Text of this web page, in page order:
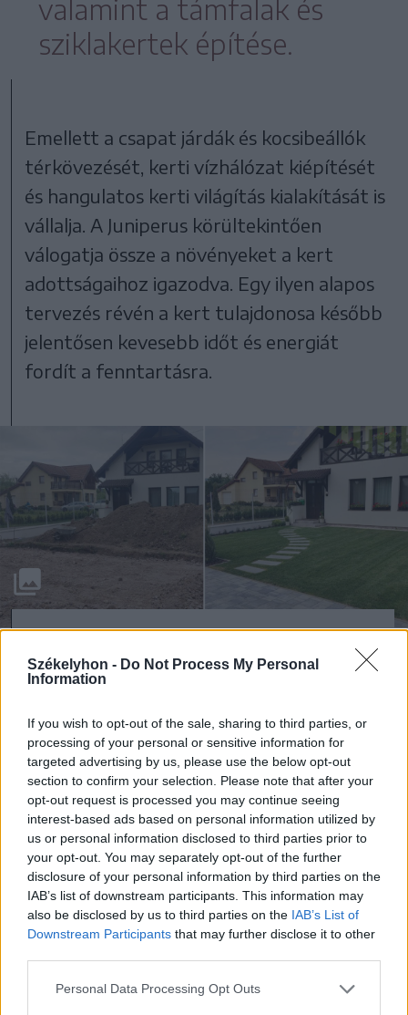
Székelyhon - Do Not Process My Personal
Information
If you wish to opt-out of the sale, sharing to third parties, or
processing of your personal or sensitive information for
targeted advertising by us, please use the below opt-out
section to confirm your selection. Please note that after your
opt-out request is processed you may continue seeing
interest-based ads based on personal information utilized by
us or personal information disclosed to third parties prior to
your opt-out. You may separately opt-out of the further
disclosure of your personal information by third parties on the
IAB’s list of downstream participants. This information may
also be disclosed by us to third parties on the IAB’s List of
Downstream Participants that may further disclose it to other
Personal Data Processing Opt Outs
valamint a támfalak és
sziklakertek építése.
Emellett a csapat járdák és kocsibeállók
térkövezését, kerti vízhálózat kiépítését
és hangulatos kerti világítás kialakítását is
vállalja. A Juniperus körültekintően
válogatja össze a növényeket a kert
adottságaihoz igazodva. Egy ilyen alapos
tervezés révén a kert tulajdonosa később
jelentősen kevesebb időt és energiát
fordít a fenntartásra.
változik
Az ősz beköszöntével a kertépítési és
karbantartási munkák folytatódnak,
miközben előtérbe kerülnek a szezonális
feladatok. Ilyenkor a Juniperus
Landscaping csapata elvégzi az őszi
gyepszellőztetést, a tápanyag-
utánpótlást, a szükséges metszéseket és
az új növények ültetését. Az őszi időszak
fontos része a lehullott levelek